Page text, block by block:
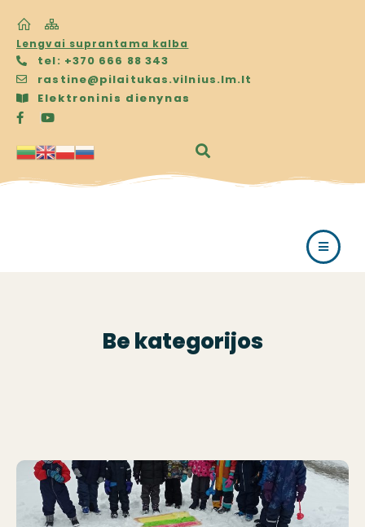
Lengvai suprantama kalba
tel: +370 666 88 343
rastine@pilaitukas.vilnius.lm.lt
Elektroninis dienynas
Be kategorijos